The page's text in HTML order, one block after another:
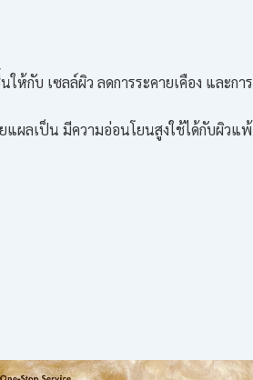
กับ เซลล์ผิว ลดการระคายเคือง และการ
แผลเป็น มีความอ่อนโยนสูงใช้ได้กับผิวแพ้